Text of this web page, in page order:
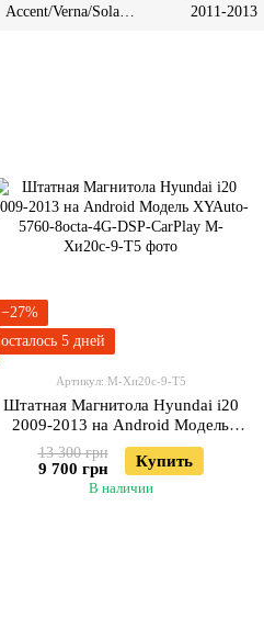
Accent/Verna/Solaris
2011-2013
−27%
осталось 5 дней
Артикул: М-Хи20с-9-Т5
Штатная Магнитола Hyundai i20
2009-2013 на Android Модель
XYAuto-5760-8octa-4G-DSP-
CarPlay
13 300 грн
9 700 грн Купить
В наличии